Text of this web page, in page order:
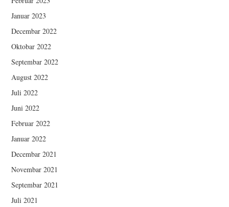
Januar 2023
Decembar 2022
Oktobar 2022
Septembar 2022
August 2022
Juli 2022
Juni 2022
Februar 2022
Januar 2022
Decembar 2021
Novembar 2021
Septembar 2021
Juli 2021